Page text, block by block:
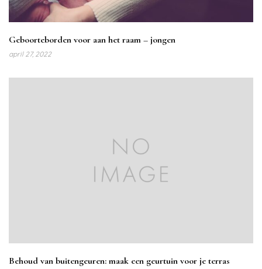
Geboorteborden voor aan het raam – jongen
april 27, 2022
Behoud van buitengeuren: maak een geurtuin voor je terras